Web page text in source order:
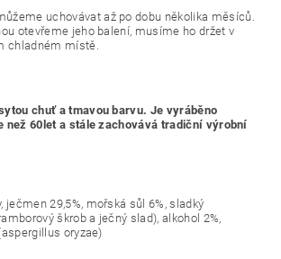
uchovávat až po dobu několika měsíců.
otevřeme jeho balení, musíme ho držet v
chladném místě.
chuť a tmavou barvu. Je vyráběno
než 60let a stále zachovává tradiční výrobní
ječmen 29,5%, mořská sůl 6%, sladký
škrob a ječný slad), alkohol 2%,
oryzae)